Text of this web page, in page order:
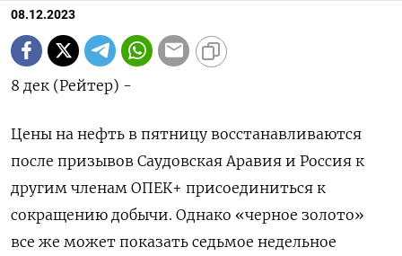
08.12.2023
8 дек (Рейтер) -
Цены на нефть в пятницу восстанавливаются
после призывов Саудовская Аравия и Россия к
другим членам ОПЕК+ присоединиться к
сокращению добычи. Однако «черное золото»
все же может показать седьмое недельное